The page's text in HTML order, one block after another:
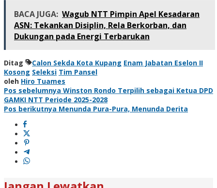
BACA JUGA: Wagub NTT Pimpin Apel Kesadaran
ASN: Tekankan Disiplin, Rela Berkorban, dan
Dukungan pada Energi Terbarukan
Ditag Calon Sekda Kota Kupang Enam Jabatan Eselon II
Kosong Seleksi Tim Pansel
oleh Hiro Tuames
Navigasi
pos
Pos sebelumnya Winston Rondo Terpilih sebagai Ketua DPD
GAMKI NTT Periode 2025-2028
Pos berikutnya Menunda Pura-Pura, Menunda Derita